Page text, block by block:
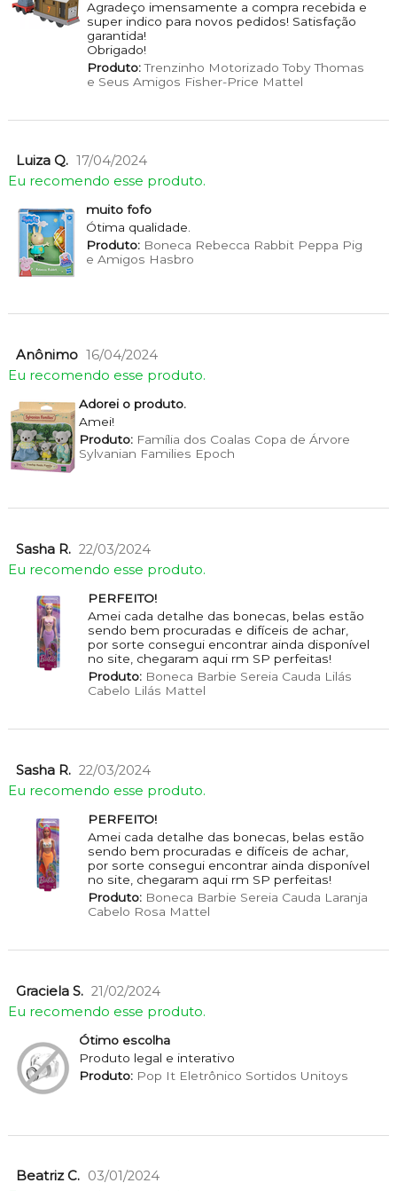
Agradeço imensamente a compra recebida e
super indico para novos pedidos! Satisfação
garantida!
Obrigado!
Produto:Trenzinho Motorizado Toby Thomas
e Seus Amigos Fisher-Price Mattel
Luiza Q. 17/04/2024
Eu recomendo esse produto.
muito fofo
Ótima qualidade.
Produto:Boneca Rebecca Rabbit Peppa Pig
e Amigos Hasbro
Anônimo 16/04/2024
Eu recomendo esse produto.
Adorei o produto.
Amei!
Produto:Família dos Coalas Copa de Árvore
Sylvanian Families Epoch
Sasha R. 22/03/2024
Eu recomendo esse produto.
PERFEITO!
Amei cada detalhe das bonecas, belas estão
sendo bem procuradas e difíceis de achar,
por sorte consegui encontrar ainda disponível
no site, chegaram aqui rm SP perfeitas!
Produto:Boneca Barbie Sereia Cauda Lilás
Cabelo Lilás Mattel
Sasha R. 22/03/2024
Eu recomendo esse produto.
PERFEITO!
Amei cada detalhe das bonecas, belas estão
sendo bem procuradas e difíceis de achar,
por sorte consegui encontrar ainda disponível
no site, chegaram aqui rm SP perfeitas!
Produto:Boneca Barbie Sereia Cauda Laranja
Cabelo Rosa Mattel
Graciela S. 21/02/2024
Eu recomendo esse produto.
Ótimo escolha
Produto legal e interativo
Produto:Pop It Eletrônico Sortidos Unitoys
Beatriz C. 03/01/2024